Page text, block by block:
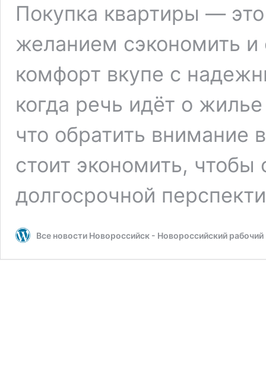
Покупка квартиры —
желанием сэкономить
комфорт вкупе с
когда речь идёт о
что обратить внимание
стоит экономить, чтобы
долгосрочной
Все новости Новороссийск - Новороссийский рабочий